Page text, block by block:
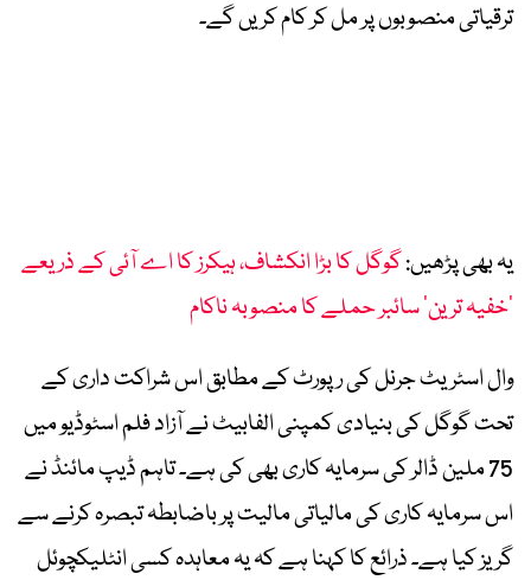
ترقیاتی منصوبوں پر مل کر کام کریں گے۔
یہ بھی پڑھیں:گوگل کا بڑا انکشاف، ہیکرز کا اے آئی کے ذریعے
’خفیہ ترین‘ سائبر حملے کا منصوبہ ناکام
وال اسٹریٹ جرنل کی رپورٹ کے مطابق اس شراکت داری کے
تحت گوگل کی بنیادی کمپنی الفابیٹ نے آزاد فلم اسٹوڈیو میں
75 ملین ڈالر کی سرمایہ کاری بھی کی ہے۔ تاہم ڈیپ مائنڈ نے
اس سرمایہ کاری کی مالیاتی مالیت پر باضابطہ تبصرہ کرنے سے
گریز کیا ہے۔ ذرائع کا کہنا ہے کہ یہ معاہدہ کسی انٹلیکچوئل